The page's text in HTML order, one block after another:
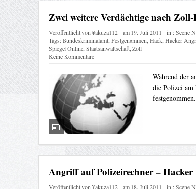
Zwei weitere Verdächtige nach
Veröffentlicht von¥akuza112 am 19. Juli 2011 in :Scene
Tags:Bundeskriminalamt, Festgenommen Hack, Hacker
Spiegel Online, Staatsanwaltschaft, Zoll
Keine Kommentare
Während der
die Polizei am
Angriff auf Polizeirechner – Hacker
Veröffentlicht von¥akuza112 am 18. Juli 2011 in :Scene